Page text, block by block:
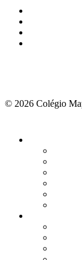
© 2026 Colégio
Fechar